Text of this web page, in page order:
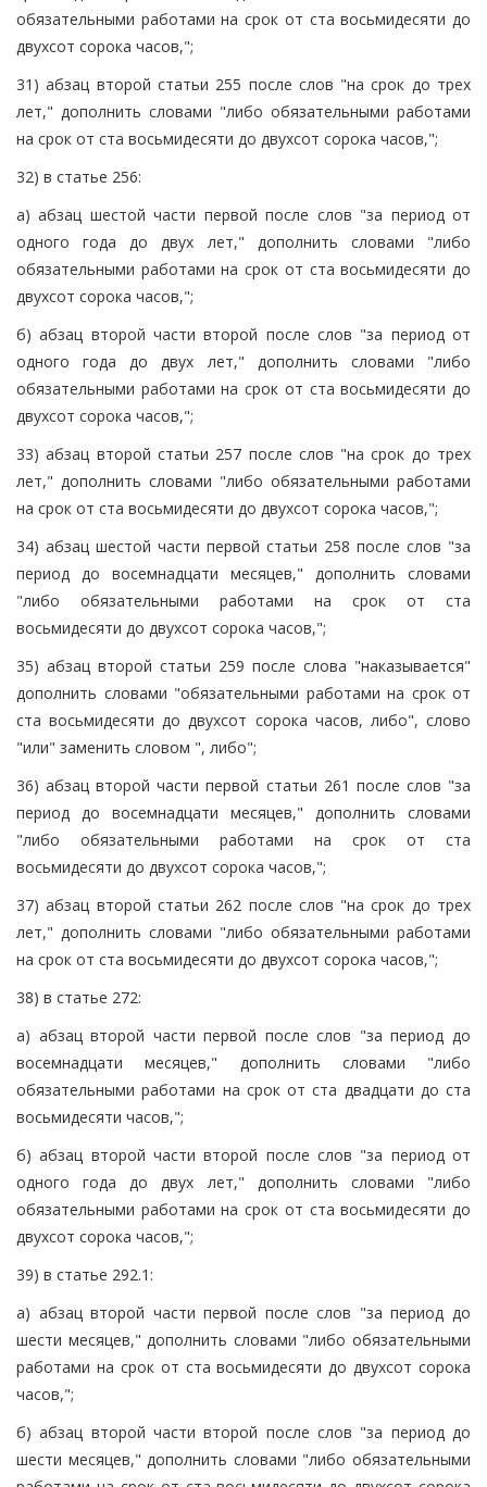
обязательными работами на срок от ста восьмидесяти до
двухсот сорока часов,";
31) абзац второй статьи 255 после слов "на срок до трех
лет," дополнить словами "либо обязательными работами
на срок от ста восьмидесяти до двухсот сорока часов,";
32) в статье 256:
а) абзац шестой части первой после слов "за период от
одного года до двух лет," дополнить словами "либо
обязательными работами на срок от ста восьмидесяти до
двухсот сорока часов,";
б) абзац второй части второй после слов "за период от
одного года до двух лет," дополнить словами "либо
обязательными работами на срок от ста восьмидесяти до
двухсот сорока часов,";
33) абзац второй статьи 257 после слов "на срок до трех
лет," дополнить словами "либо обязательными работами
на срок от ста восьмидесяти до двухсот сорока часов,";
34) абзац шестой части первой статьи 258 после слов "за
период до восемнадцати месяцев," дополнить словами
"либо обязательными работами на срок от ста
восьмидесяти до двухсот сорока часов,";
35) абзац второй статьи 259 после слова "наказывается"
дополнить словами "обязательными работами на срок от
ста восьмидесяти до двухсот сорока часов, либо", слово
"или" заменить словом ", либо";
36) абзац второй части первой статьи 261 после слов "за
период до восемнадцати месяцев," дополнить словами
"либо обязательными работами на срок от ста
восьмидесяти до двухсот сорока часов,";
37) абзац второй статьи 262 после слов "на срок до трех
лет," дополнить словами "либо обязательными работами
на срок от ста восьмидесяти до двухсот сорока часов,";
38) в статье 272:
а) абзац второй части первой после слов "за период до
восемнадцати месяцев," дополнить словами "либо
обязательными работами на срок от ста двадцати до ста
восьмидесяти часов,";
б) абзац второй части второй после слов "за период от
одного года до двух лет," дополнить словами "либо
обязательными работами на срок от ста восьмидесяти до
двухсот сорока часов,";
39) в статье 292.1:
а) абзац второй части первой после слов "за период до
шести месяцев," дополнить словами "либо обязательными
работами на срок от ста восьмидесяти до двухсот сорока
часов,";
б) абзац второй части второй после слов "за период до
шести месяцев," дополнить словами "либо обязательными